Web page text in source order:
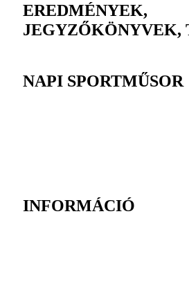
EREDMÉNYEK,
JEGYZŐKÖNYVEK,
NAPI SPORTMŰSOR
INFORMÁCIÓ